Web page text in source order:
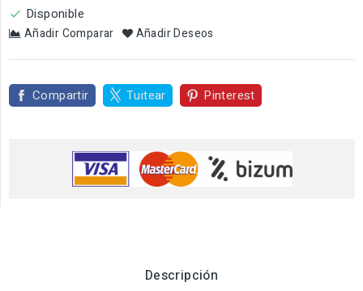
 Disponible
Añadir Comparar Añadir Deseos
Compartir Tuitear Pinterest
Descripción